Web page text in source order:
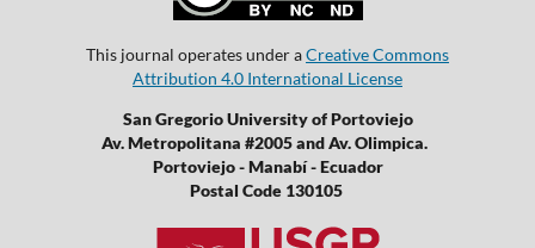
This journal operates under aCreative Commons
Attribution 4.0 International License
San Gregorio University of Portoviejo
Av. Metropolitana #2005 and Av. Olimpica.
Portoviejo - Manabí - Ecuador
Postal Code 130105